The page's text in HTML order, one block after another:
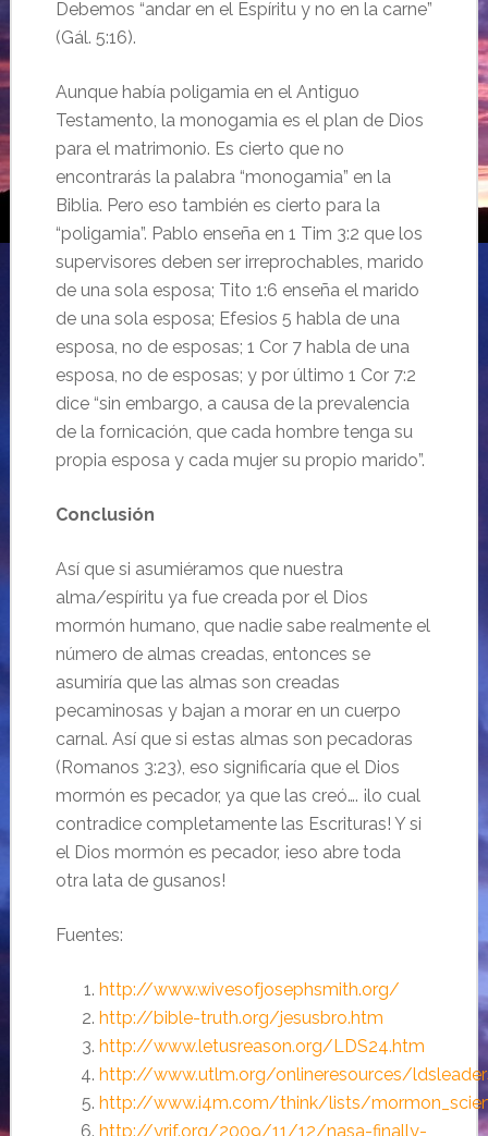
Debemos “andar en el Espíritu y no en la carne”
(Gál. 5:16).
Aunque había poligamia en el Antiguo
Testamento, la monogamia es el plan de Dios
para el matrimonio. Es cierto que no
encontrarás la palabra “monogamia” en la
Biblia. Pero eso también es cierto para la
“poligamia”. Pablo enseña en 1 Tim 3:2 que los
supervisores deben ser irreprochables, marido
de una sola esposa; Tito 1:6 enseña el marido
de una sola esposa; Efesios 5 habla de una
esposa, no de esposas; 1 Cor 7 habla de una
esposa, no de esposas; y por último 1 Cor 7:2
dice “sin embargo, a causa de la prevalencia
de la fornicación, que cada hombre tenga su
propia esposa y cada mujer su propio marido”.
Conclusión
Así que si asumiéramos que nuestra
alma/espíritu ya fue creada por el Dios
mormón humano, que nadie sabe realmente el
número de almas creadas, entonces se
asumiría que las almas son creadas
pecaminosas y bajan a morar en un cuerpo
carnal. Así que si estas almas son pecadoras
(Romanos 3:23), eso significaría que el Dios
mormón es pecador, ya que las creó…. ¡lo cual
contradice completamente las Escrituras! Y si
el Dios mormón es pecador, ¡eso abre toda
otra lata de gusanos!
Fuentes:
http://www.wivesofjosephsmith.org/
http://bible-truth.org/jesusbro.htm
http://www.letusreason.org/LDS24.htm
http://www.utlm.org/onlineresources/
http://www.i4m.com/think/lists/
http://yrif.org/2009/11/12/nasa-finally-